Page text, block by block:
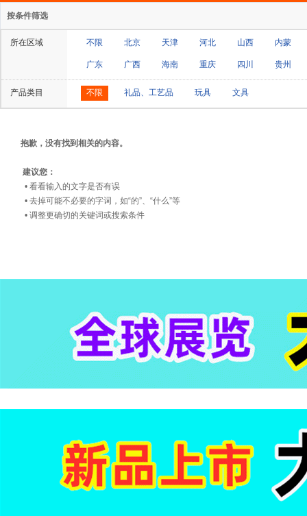
按条件筛选
所在区域 不限 北京 天津 河北 山西 内蒙
广东 广西 海南 重庆 四川 贵州
产品类目 不限 礼品、工艺品 玩具 文具
抱歉，没有找到相关的内容。
建议您：
• 看看输入的文字是否有误
• 去掉可能不必要的字词，如“的”、“什么”等
• 调整更确切的关键词或搜索条件